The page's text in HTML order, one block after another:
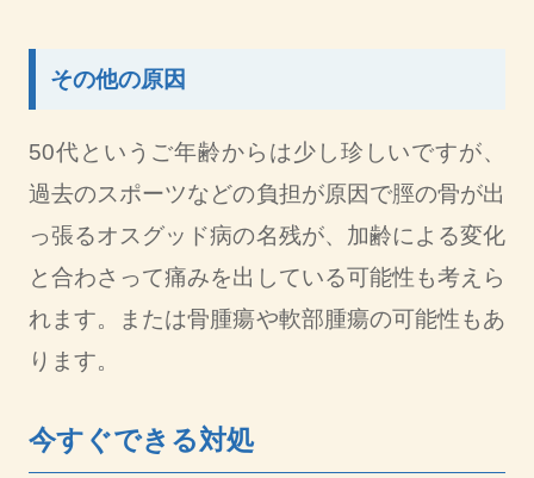
その他の原因
50代というご年齢からは少し珍しいですが、
過去のスポーツなどの負担が原因で脛の骨が出
っ張るオスグッド病の名残が、加齢による変化
と合わさって痛みを出している可能性も考えら
れます。または骨腫瘍や軟部腫瘍の可能性もあ
ります。
今すぐできる対処